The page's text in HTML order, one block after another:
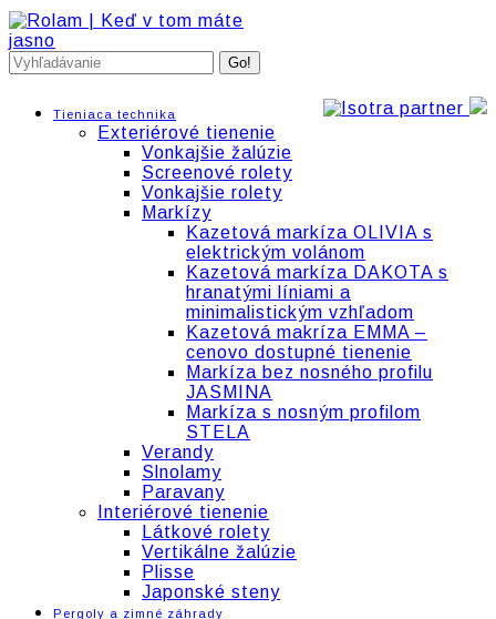
Skip
to
content
Search:
Tieniaca technika
Exteriérové tienenie
Vonkajšie žalúzie
Screenové rolety
Vonkajšie rolety
Markízy
Kazetová markíza OLIVIA s
elektrickým volánom
Kazetová markíza DAKOTA s
hranatými líniami a
minimalistickým vzhľadom
Kazetová makríza EMMA –
cenovo dostupné tienenie
Markíza bez nosného profilu
JASMINA
Markíza s nosným profilom
STELA
Verandy
Slnolamy
Paravany
Interiérové tienenie
Látkové rolety
Vertikálne žalúzie
Plisse
Japonské steny
Pergoly a zimné záhrady